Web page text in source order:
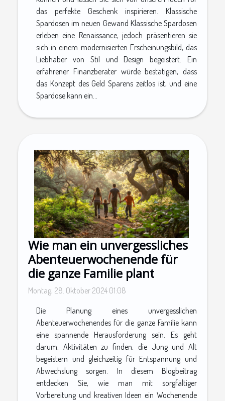
das perfekte Geschenk inspirieren. Klassische
Spardosen im neuen Gewand Klassische Spardosen
erleben eine Renaissance, jedoch präsentieren sie
sich in einem modernisierten Erscheinungsbild, das
Liebhaber von Stil und Design begeistert. Ein
erfahrener Finanzberater würde bestätigen, dass
das Konzept des Geld Sparens zeitlos ist, und eine
Spardose kann ein...
Wie man ein unvergessliches
Abenteuerwochenende für
die ganze Familie plant
Montag, 28. Oktober 2024 01:08
Die Planung eines unvergesslichen
Abenteuerwochenendes für die ganze Familie kann
eine spannende Herausforderung sein. Es geht
darum, Aktivitäten zu finden, die Jung und Alt
begeistern und gleichzeitig für Entspannung und
Abwechslung sorgen. In diesem Blogbeitrag
entdecken Sie, wie man mit sorgfältiger
Vorbereitung und kreativen Ideen ein Wochenende